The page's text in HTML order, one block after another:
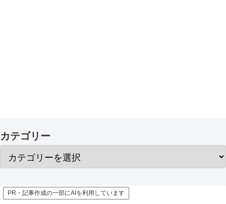
カテゴリー
PR・記事作成の一部にAIを利用しています